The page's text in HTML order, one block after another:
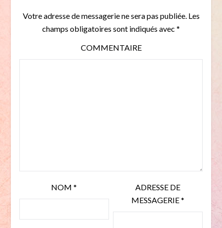
Votre adresse de messagerie ne sera pas publiée. Les
champs obligatoires sont indiqués avec *
COMMENTAIRE
NOM*
ADRESSE DE
MESSAGERIE*